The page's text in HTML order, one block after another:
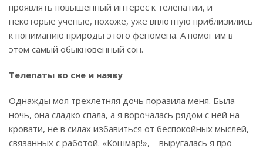
проявлять повышенный интерес к телепатии, и
некоторые ученые, похоже, уже вплотную приблизились
к пониманию природы этого феномена. А помог им в
этом самый обыкновенный сон.
Телепаты во сне и наяву
Однажды моя трехлетняя дочь поразила меня. Была
ночь, она сладко спала, а я ворочалась рядом с ней на
кровати, не в силах избавиться от беспокойных мыслей,
связанных с работой. «Кошмар!», – выругалась я про